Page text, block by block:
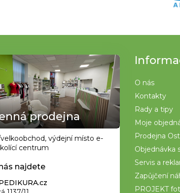
O nás
Kontakty
Rady a tipy
Moje
Prodejna
Objednávka
Servis a
Zapůjčení
PROJEKT
prodejna
výdejní místo e-
centrum
najdete